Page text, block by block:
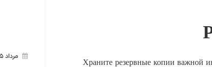
Храните резервные копии важной
مرداد ۱۵, ۱۴۰۵